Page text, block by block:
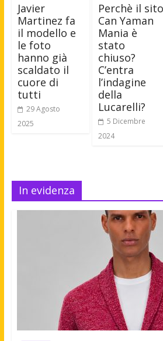
Javier
Martinez fa
il modello e
le foto
hanno già
scaldato il
cuore di
tutti
29 Agosto
2025
Perchè il sito
Can Yaman
Mania è
stato
chiuso?
C’entra
l’indagine
della
Lucarelli?
5 Dicembre
2024
In evidenza